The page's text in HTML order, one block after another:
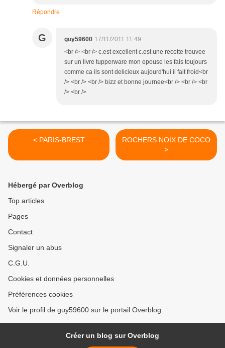
Répondre
G guy59600 17/11/2011 11:49
<br /> <br /> c.est excellent c.est une recette trouvee
sur un livre tupperware mon epouse les fais toujours
comme ca ils sont delicieux aujourd'hui il fait froid<br
/> <br /> <br /> bizz et bonne journee<br /> <br /> <br
/> <br />
< PARIS-BREST
ROCHERS NOIX DE COCO
>
Hébergé par Overblog
Top articles
Pages
Contact
Signaler un abus
C.G.U.
Cookies et données personnelles
Préférences cookies
Voir le profil de guy59600 sur le portail Overblog
Créer un blog sur Overblog